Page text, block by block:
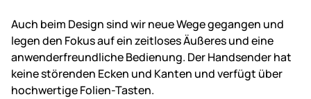
Auch beim Design sind wir neue Wege gegangen und
legen den Fokus auf ein zeitloses Äußeres und eine
anwenderfreundliche Bedienung. Der Handsender hat
keine störenden Ecken und Kanten und verfügt über
hochwertige Folien-Tasten.